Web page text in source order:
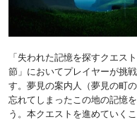
「失われた記憶を探すクエス
節」においてプレイヤーが挑
す。夢見の案内人（夢見の町
忘れてしまったこの地の記憶
う。本クエストを進めていく